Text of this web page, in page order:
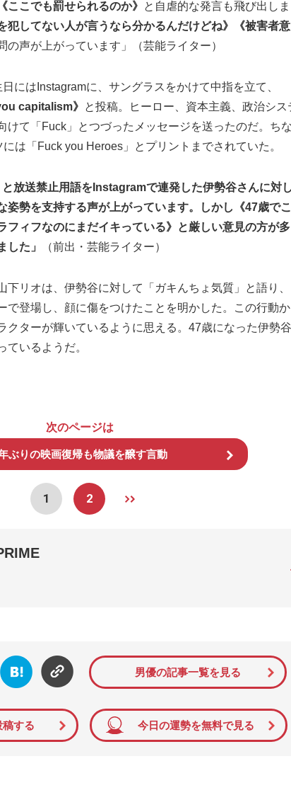
《ここでも罰せられるのか》 と自虐的な発言も飛び出しま
犯してない人が言うなら分かるんだけどね》《被害者意
の声が上がっています」（芸能ライター）
にはInstagramに、サングラスをかけて中指を立て、
capitalism》 と投稿。ヒーロー、資本主義、政治シス
けて「Fuck」とつづったメッセージを送ったのだ。ちな
は「Fuck you Heroes」とプリントまでされていた。
放送禁止用語をInstagramで連発した伊勢谷さんに対し
姿勢を支持する声が上がっています。しかし《47歳でこ
フィフなのにまだイキっている》と厳しい意見の方が多
した」
（前出・芸能ライター）
リオは、伊勢谷に対して「ガキんちょ気質」と語り、
で登場し、顔に傷をつけたことを明かした。この行動か
クターが輝いているように思える。47歳になった伊勢谷
ているようだ。
次のページは
ぶりの映画復帰も物議を醸す言動
1 2
に掲載された記事から、インターネット利用者層にとって特に関心の
はてな
ブック
マーク
男優の記事一覧を見る
稿する 今日の運勢を無料で見る